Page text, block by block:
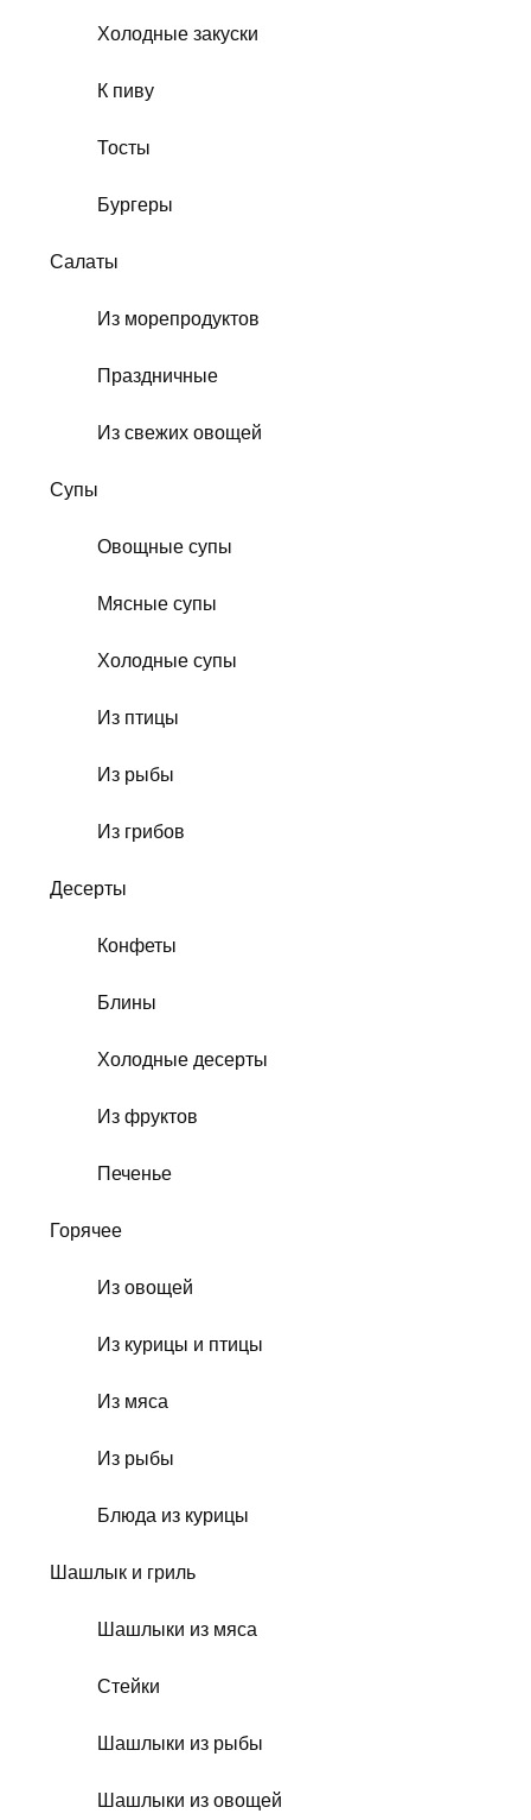
Холодные закуски
К пиву
Тосты
Бургеры
Салаты
Из морепродуктов
Праздничные
Из свежих овощей
Супы
Овощные супы
Мясные супы
Холодные супы
Из птицы
Из рыбы
Из грибов
Десерты
Конфеты
Блины
Холодные десерты
Из фруктов
Печенье
Горячее
Из овощей
Из курицы и птицы
Из мяса
Из рыбы
Блюда из курицы
Шашлык и гриль
Шашлыки из мяса
Стейки
Шашлыки из рыбы
Шашлыки из овощей